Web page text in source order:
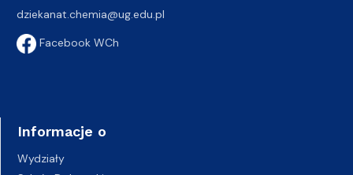
dziekanat.chemia@ug.edu.pl
Facebook WCh
Informacje o
Wydziały